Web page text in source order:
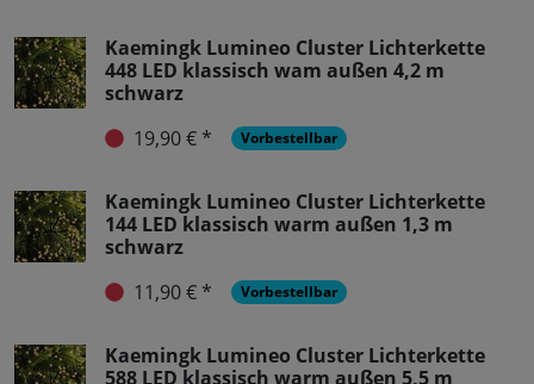
Kaemingk Lumineo Cluster Lichterkette
448 LED klassisch wam außen 4,2 m
schwarz
19,90 € *
Vorbestellbar
Kaemingk Lumineo Cluster Lichterkette
144 LED klassisch warm außen 1,3 m
schwarz
11,90 € *
Vorbestellbar
Kaemingk Lumineo Cluster Lichterkette
588 LED klassisch warm außen 5,5 m